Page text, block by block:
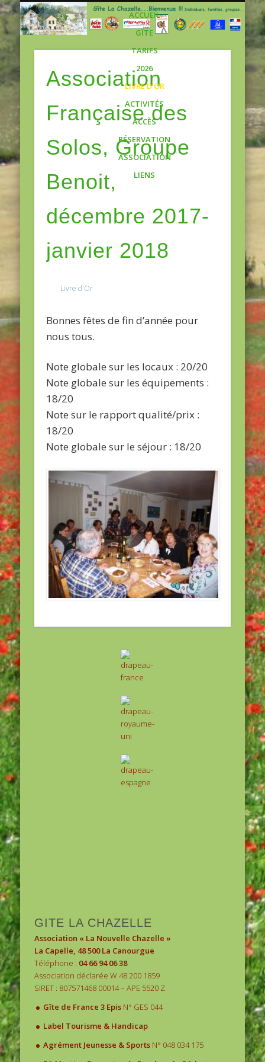
ACCUEIL
GÎTE
TARIFS
2026
LIVRE D’OR
ACTIVITÉS
ACCÈS
RÉSERVATION
ASSOCIATION
LIENS
Association
Française des
Solos, Groupe
Benoit,
décembre 2017-
janvier 2018
Livre d'Or
Bonnes fêtes de fin d’année pour
nous tous.
Note globale sur les locaux : 20/20
Note globale sur les équipements :
18/20
Note sur le rapport qualité/prix :
18/20
Note globale sur le séjour : 18/20
GITE LA CHAZELLE
Association « La Nouvelle Chazelle »
La Capelle, 48 500 La Canourgue
Téléphone : 04 66 94 06 38
Association déclarée W 48 200 1859
SIRET : 807571468 00014 – APE 5520 Z
. Gîte de France 3 Epis N° GES 044
. Label Tourisme & Handicap
. Agrément Jeunesse & Sports N° 048 034 175